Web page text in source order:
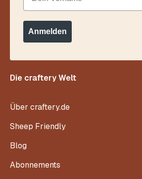
Die craftery Welt
Über craftery.de
Sheep Friendly
Blog
Abonnements
Anmelden